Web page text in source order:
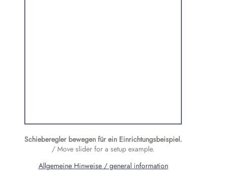
Schieberegler bewegen für ein Einrichtungs­beispiel.
/ Move slider for a setup example.
Allgemeine Hinweise / general information